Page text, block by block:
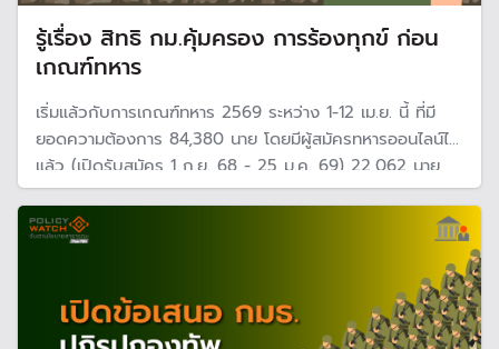
รู้เรื่อง สิทธิ กม.คุ้มครอง การร้องทุกข์ ก่อน
เกณฑ์ทหาร
เริ่มแล้วกับการเกณฑ์ทหาร 2569 ระหว่าง 1-12 เม.ย. นี้ ที่มี
ยอดความต้องการ 84,380 นาย โดยมีผู้สมัครทหารออนไลน์ไป
แล้ว (เปิดรับสมัคร 1 ก.ย. 68 - 25 ม.ค. 69) 22,062 นาย
ซึ่งมากกว่าทุก ๆ ปีที่ผ่านมา ส่งผลให้ยอดบังคับเกณฑ์ทหารอยู่
ที่ 62,318 นาย